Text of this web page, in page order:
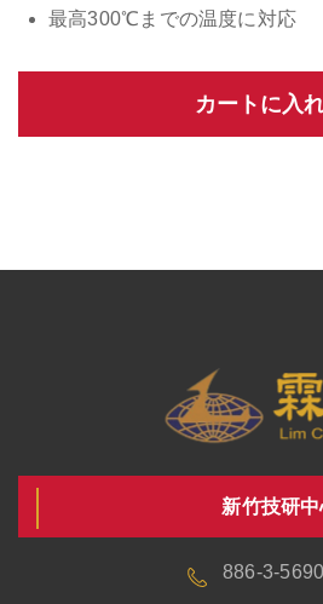
最高300℃までの温度に対応
カートに入
新竹技研
886-3-